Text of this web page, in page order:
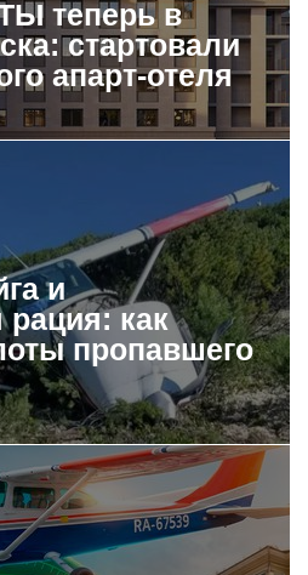
теперь в
стартовали
апарт-отеля
и
как
пропавшего